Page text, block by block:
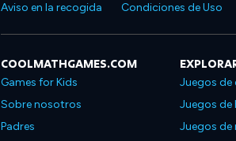
Aviso en la recogida
Condiciones de Uso
COOLMATHGAMES.COM
Games for Kids
Sobre nosotros
Padres
Juegos de
Juegos de
Juegos de